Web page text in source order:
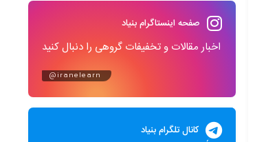
صفحه اینستاگرام بنیاد
اخبار مقالات و تخفیفات گروهی را دنبال کنید
@iranelearn
کانال تلگرام بنیاد